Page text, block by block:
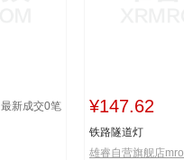
最新成交0笔 ¥147.62
铁路隧道灯
雄睿自营旗舰店mro